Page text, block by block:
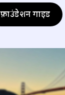
फ़ाउंडेशन गाइड